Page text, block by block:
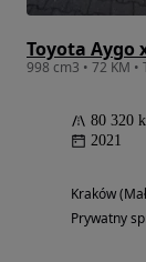
Toyota Aygo
998 cm3 • 72 KM
80 320
2021
Kraków
Prywatny